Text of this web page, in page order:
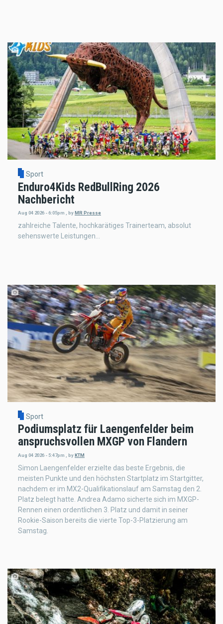
Sport
Enduro4Kids RedBullRing 2026
Nachbericht
Aug 04 2026 - 6:05pm byMR Presse
zahlreiche Talente, hochkarätiges Trainerteam, absolut
sehenswerte Leistungen…
Sport
Podiumsplatz für Laengenfelder beim
anspruchsvollen MXGP von Flandern
Aug 04 2026 - 5:47pm byKTM
Simon Laengenfelder erzielte das beste Ergebnis, die
meisten Punkte und den höchsten Startplatz im Startgitter,
nachdem er im MX2-Qualifikationslauf am Samstag den 2.
Platz belegt hatte. Andrea Adamo sicherte sich im MXGP-
Rennen einen ordentlichen 3. Platz und damit in seiner
Rookie-Saison bereits die vierte Top-3-Platzierung am
Samstag.